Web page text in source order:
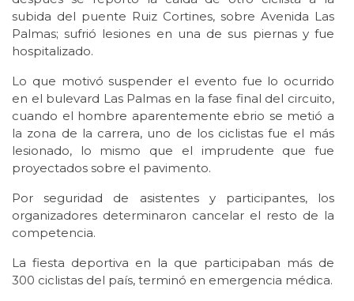
subida del puente Ruiz Cortines, sobre Avenida Las
Palmas; sufrió lesiones en una de sus piernas y fue
hospitalizado.
Lo que motivó suspender el evento fue lo ocurrido
en el bulevard Las Palmas en la fase final del circuito,
cuando el hombre aparentemente ebrio se metió a
la zona de la carrera, uno de los ciclistas fue el más
lesionado, lo mismo que el imprudente que fue
proyectados sobre el pavimento.
Por seguridad de asistentes y participantes, los
organizadores determinaron cancelar el resto de la
competencia.
La fiesta deportiva en la que participaban más de
300 ciclistas del país, terminó en emergencia médica.